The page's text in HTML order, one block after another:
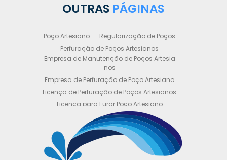
OUTRAS PÁGINAS
Poço Artesiano
Regularização de Poços
Perfuração de Poços Artesianos
Empresa de Manutenção de Poços Artesia
nos
Empresa de Perfuração de Poço Artesiano
Licença de Perfuração de Poços Artesianos
Licença para Furar Poço Artesiano
Licença para Perfuração de Poço Artesiano
Licença para Poço Semi Artesiano
Manutenção de Poço Semi Artesiano
Manutenção Preventiva de Poços Artesiano